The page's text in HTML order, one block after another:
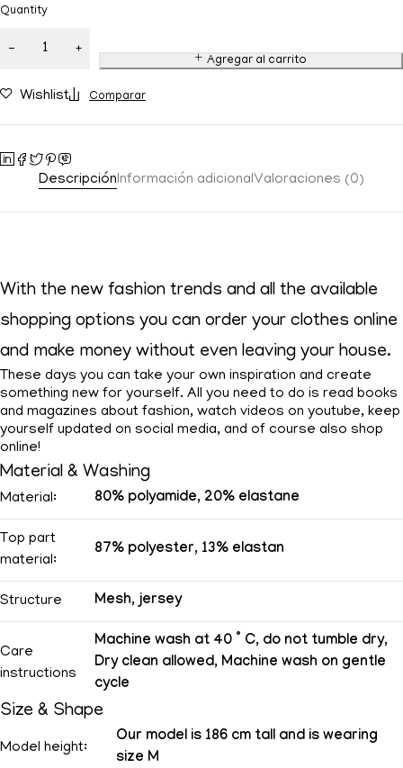
Quantity
Agregar al carrito
Wishlist Comparar
DescripciónInformación adicionalValoraciones (0)
With the new fashion trends and all the available
shopping options you can order your clothes online
and make money without even leaving your house.
These days you can take your own inspiration and create
something new for yourself. All you need to do is read books
and magazines about fashion, watch videos on youtube, keep
yourself updated on social media, and of course also shop
online!
Material & Washing
Material: 80% polyamide, 20% elastane
Top part
material:
87% polyester, 13% elastan
Structure Mesh, jersey
Care
instructions
Machine wash at 40 ° C, do not tumble dry,
Dry clean allowed, Machine wash on gentle
cycle
Size & Shape
Model height:
Our model is 186 cm tall and is wearing
size M